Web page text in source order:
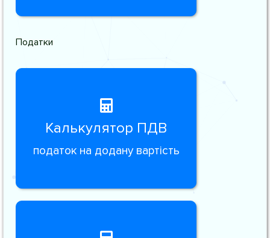
Податки
Калькулятор ПДВ
податок на додану вартість